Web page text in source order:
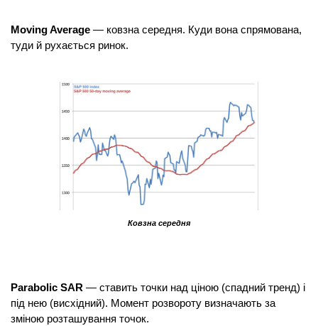
Moving Average — ковзна середня. Куди вона спрямована,
туди й рухається ринок.
Ковзна середня
Parabolic SAR — ставить точки над ціною (спадний тренд) і
під нею (висхідний). Момент розвороту визначають за
зміною розташування точок.